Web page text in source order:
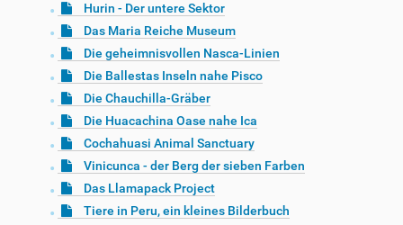
Hurin - Der untere Sektor
Das Maria Reiche Museum
Die geheimnisvollen Nasca-Linien
Die Ballestas Inseln nahe Pisco
Die Chauchilla-Gräber
Die Huacachina Oase nahe Ica
Cochahuasi Animal Sanctuary
Vinicunca - der Berg der sieben Farben
Das Llamapack Project
Tiere in Peru, ein kleines Bilderbuch